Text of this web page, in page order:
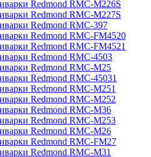
Redmond RMC-M226S
Redmond RMC-M227S
Redmond RMC-397
Redmond RMC-FM4520
Redmond RMC-FM4521
Redmond RMC-4503
Redmond RMC-M25
Redmond RMC-45031
Redmond RMC-M251
Redmond RMC-M252
Redmond RMC-M36
Redmond RMC-M253
Redmond RMC-M26
Redmond RMC-FM27
Redmond RMC-M31